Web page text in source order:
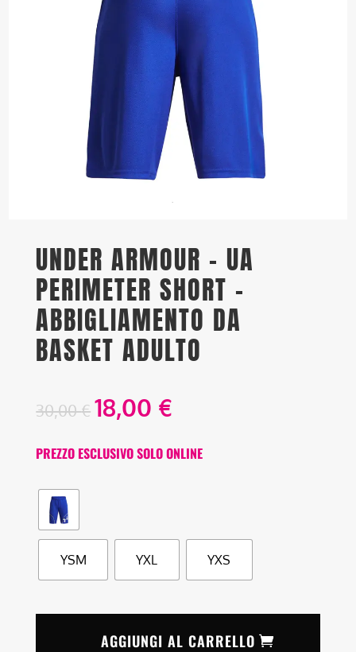
UNDER ARMOUR – UA
PERIMETER SHORT –
ABBIGLIAMENTO DA
BASKET ADULTO
30,00€ 18,00 €
PREZZO ESCLUSIVO SOLO ONLINE
YSM YXL YXS
AGGIUNGI AL CARRELLO